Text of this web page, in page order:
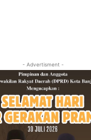
- Advertisment -